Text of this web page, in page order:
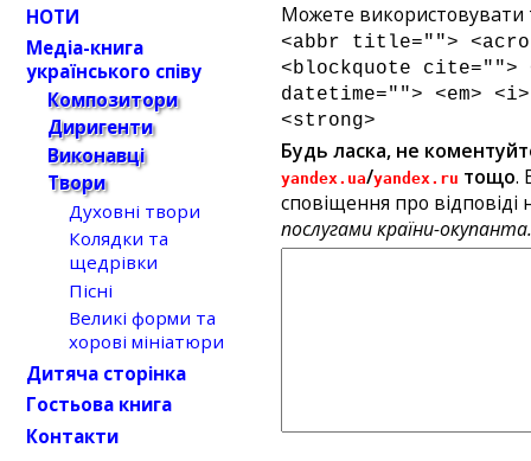
Можете використовувати
<abbr title="">
<blockquote cite="">
datetime=""> <em>
<strong>
Будь ласка, не
yandex.ua/yandex.ru тощо.
сповіщення про відповіді
послугами країни-
НОТИ
Медіа-книга
українського співу
Композитори
Диригенти
Виконавці
Твори
Духовні твори
Колядки та
щедрівки
Пісні
Великі форми та
хорові мініатюри
Дитяча сторінка
Гостьова книга
Контакти